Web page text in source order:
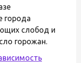
города
слобод и
горожан.